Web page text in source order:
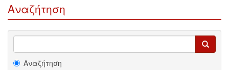
Αναζήτηση
Αναζήτηση